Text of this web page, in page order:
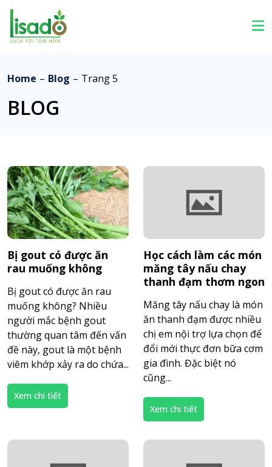
Home – Blog – Trang 5
BLOG
Bị gout có được ăn
rau muống không
Bị gout có được ăn rau
muống không? Nhiều
người mắc bệnh gout
thường quan tâm đến vấn
đề này, gout là một bệnh
viêm khớp xảy ra do chứa...
Xem chi tiết
Học cách làm các món
măng tây nấu chay
thanh đạm thơm ngon
Măng tây nấu chay là món
ăn thanh đạm được nhiều
chị em nội trợ lựa chọn để
đổi mới thực đơn bữa cơm
gia đình. Đặc biệt nó
cũng...
Xem chi tiết